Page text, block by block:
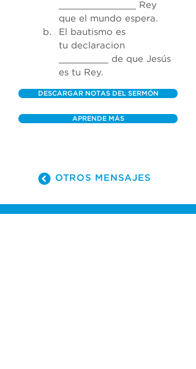
______________ Rey
que el mundo espera.
El bautismo es
tu declaracion
_________ de que Jesús
es tu Rey.
DESCARGAR NOTAS DEL SERMÓN
APRENDE MÁS
OTROS MENSAJES